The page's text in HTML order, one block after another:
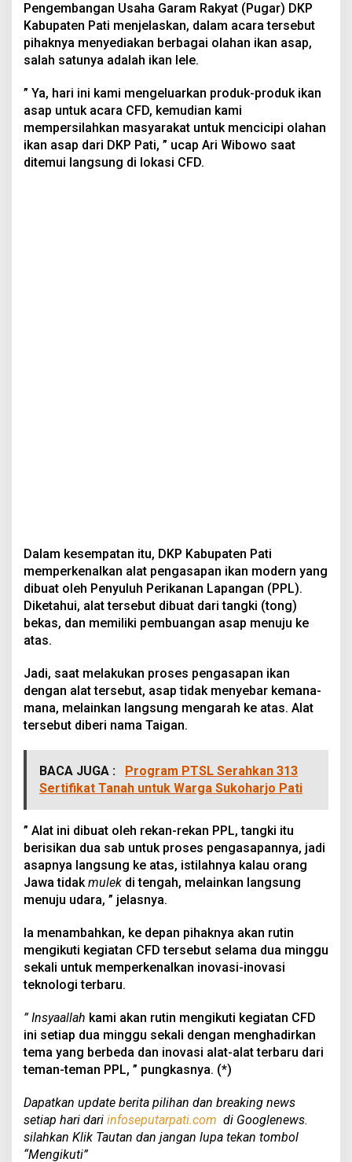
Pengembangan Usaha Garam Rakyat (Pugar) DKP
Kabupaten Pati menjelaskan, dalam acara tersebut
pihaknya menyediakan berbagai olahan ikan asap,
salah satunya adalah ikan lele.
” Ya, hari ini kami mengeluarkan produk-produk ikan
asap untuk acara CFD, kemudian kami
mempersilahkan masyarakat untuk mencicipi olahan
ikan asap dari DKP Pati, ” ucap Ari Wibowo saat
ditemui langsung di lokasi CFD.
Dalam kesempatan itu, DKP Kabupaten Pati
memperkenalkan alat pengasapan ikan modern yang
dibuat oleh Penyuluh Perikanan Lapangan (PPL).
Diketahui, alat tersebut dibuat dari tangki (tong)
bekas, dan memiliki pembuangan asap menuju ke
atas.
Jadi, saat melakukan proses pengasapan ikan
dengan alat tersebut, asap tidak menyebar kemana-
mana, melainkan langsung mengarah ke atas. Alat
tersebut diberi nama Taigan.
BACA JUGA :
Program PTSL Serahkan 313
Sertifikat Tanah untuk Warga Sukoharjo Pati
” Alat ini dibuat oleh rekan-rekan PPL, tangki itu
berisikan dua sab untuk proses pengasapannya, jadi
asapnya langsung ke atas, istilahnya kalau orang
Jawa tidakmulek di tengah, melainkan langsung
menuju udara, ” jelasnya.
Ia menambahkan, ke depan pihaknya akan rutin
mengikuti kegiatan CFD tersebut selama dua minggu
sekali untuk memperkenalkan inovasi-inovasi
teknologi terbaru.
” Insyaallah kami akan rutin mengikuti kegiatan CFD
ini setiap dua minggu sekali dengan menghadirkan
tema yang berbeda dan inovasi alat-alat terbaru dari
teman-teman PPL, ” pungkasnya. (*)
Dapatkan update berita pilihan dan breaking news
setiap hari dari infoseputarpati.com di Googlenews.
silahkan Klik Tautan dan jangan lupa tekan tombol
“Mengikuti”